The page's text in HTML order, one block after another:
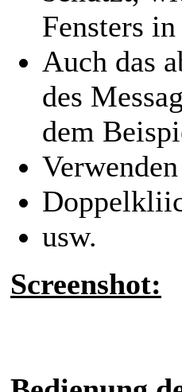
Fensters
Auch das
des
dem
usw.
Screenshot: